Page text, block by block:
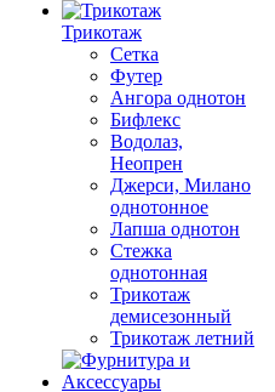
Трикотаж
Сетка
Футер
Ангора однотон
Бифлекс
Водолаз,
Неопрен
Джерси, Милано
однотонное
Лапша однотон
Стежка
однотонная
Трикотаж
демисезонный
Трикотаж летний